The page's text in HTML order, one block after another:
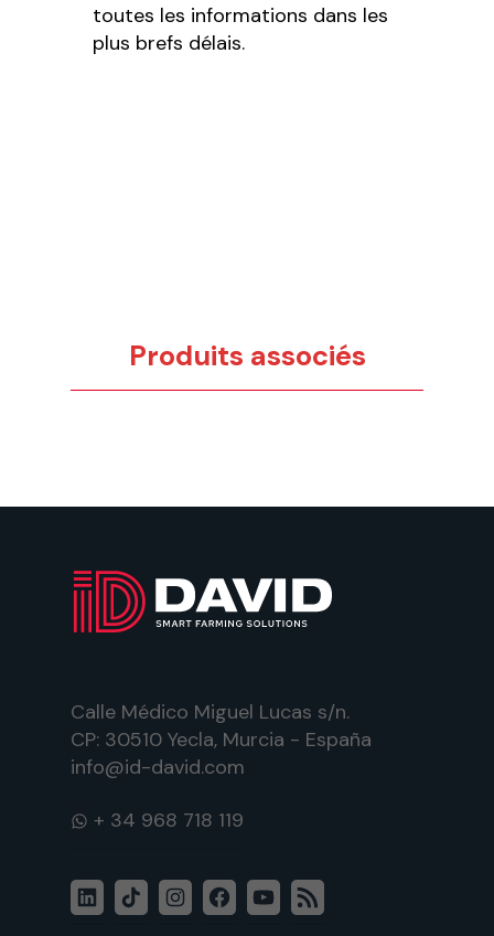
toutes les informations dans les
plus brefs délais.
Produits associés
Calle Médico Miguel Lucas s/n.
CP: 30510 Yecla, Murcia - España
info@id-david.com
WhatsApp
LinkedInTikTokInstagram
FacebookYouTube
Flux
RSS